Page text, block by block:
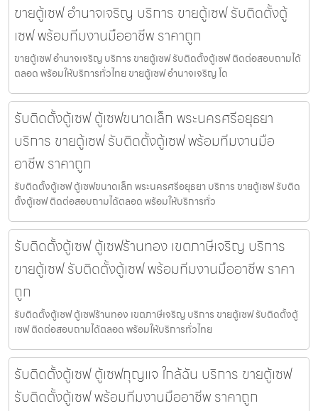
ขายตู้เซฟ อำนาจเจริญ บริการ ขายตู้เซฟ รับติดตั้งตู้
เซฟ พร้อมทีมงานมืออาชีพ ราคาถูก
ขายตู้เซฟ อำนาจเจริญ บริการ ขายตู้เซฟ รับติดตั้งตู้เซฟ ติดต่อสอบถามได้
ตลอด พร้อมให้บริการทั่วไทย ขายตู้เซฟ อำนาจเจริญ โด
รับติดตั้งตู้เซฟ ตู้เซฟขนาดเล็ก พระนครศรีอยุธยา
บริการ ขายตู้เซฟ รับติดตั้งตู้เซฟ พร้อมทีมงานมือ
อาชีพ ราคาถูก
รับติดตั้งตู้เซฟ ตู้เซฟขนาดเล็ก พระนครศรีอยุธยา บริการ ขายตู้เซฟ รับติด
ตั้งตู้เซฟ ติดต่อสอบถามได้ตลอด พร้อมให้บริการทั่ว
รับติดตั้งตู้เซฟ ตู้เซฟร้านทอง เขตภาษีเจริญ บริการ
ขายตู้เซฟ รับติดตั้งตู้เซฟ พร้อมทีมงานมืออาชีพ ราคา
ถูก
รับติดตั้งตู้เซฟ ตู้เซฟร้านทอง เขตภาษีเจริญ บริการ ขายตู้เซฟ รับติดตั้งตู้
เซฟ ติดต่อสอบถามได้ตลอด พร้อมให้บริการทั่วไทย
รับติดตั้งตู้เซฟ ตู้เซฟกุญแจ ใกล้ฉัน บริการ ขายตู้เซฟ
รับติดตั้งตู้เซฟ พร้อมทีมงานมืออาชีพ ราคาถูก